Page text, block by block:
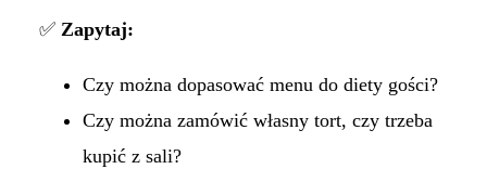
✅ Zapytaj:
Czy można dopasować menu do diety gości?
Czy można zamówić własny tort, czy trzeba
kupić z sali?